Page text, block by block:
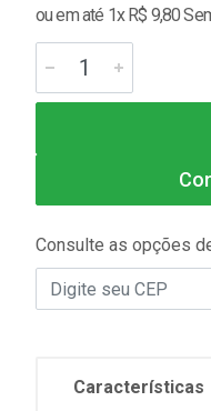
ou em até 1x R$ 9,80
Consulte as opções
Características